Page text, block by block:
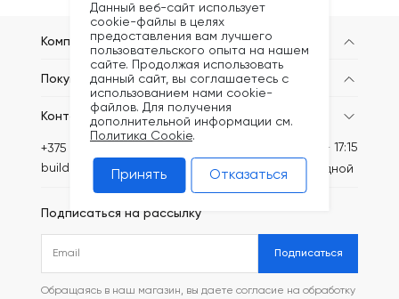
Компания
Покупателям
Контакты
+375 (44) 749-20-73
build@kronex-company.by
Пн-Пт: 8:30 - 17:15
Сб-вс: выходной
Подписаться на рассылку
Подписаться
Обращаясь в наш магазин, вы даете согласие на обработку
Данный веб-сайт использует
cookie-файлы в целях
предоставления вам лучшего
пользовательского опыта на нашем
сайте. Продолжая использовать
данный сайт, вы соглашаетесь с
использованием нами cookie-
файлов. Для получения
дополнительной информации см.
Политика Cookie.
Принять Отказаться